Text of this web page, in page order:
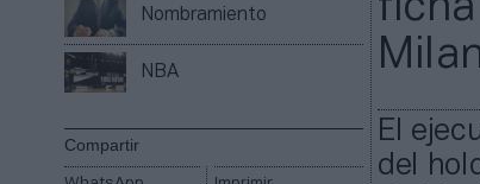
Nombramiento
NBA
Compartir
ficha
El
del